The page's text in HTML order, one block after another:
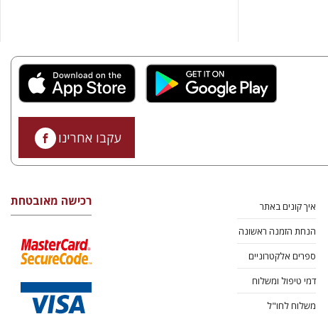
עקבו אחרינו
איך קונים באתר
הנחת הזמנה ראשונה
ספרים אלקטרוניים
דמי טיפול ומשלוח
משלוח לחו"ל
רכישה מאובטחת